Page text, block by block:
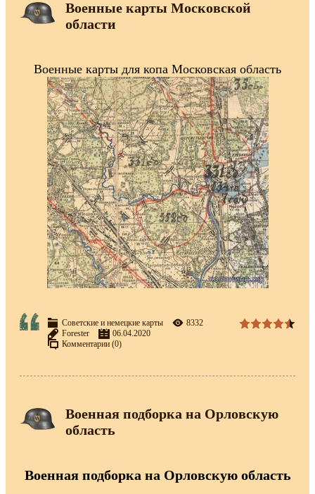
Военные карты Московской
области
Военные карты для копа Московская область
Советские и немецкие карты
8332
Forester
06.04.2020
Комментарии (0)
Военная подборка на Орловскую
область
Военная подборка на Орловскую область